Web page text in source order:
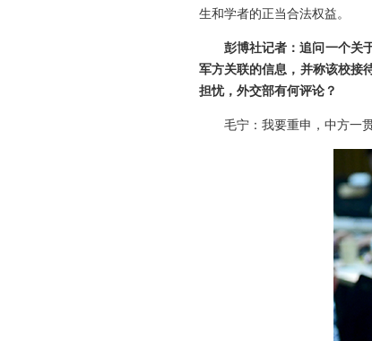
生和学者的正当合法权益。
彭博社记者：追问一个关
军方关联的信息，并称该校接
担忧，外交部有何评论？
毛宁：我要重申，中方一